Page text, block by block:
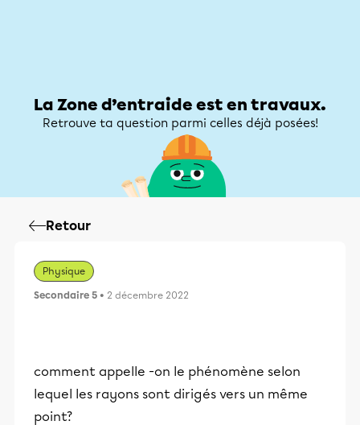
La Zone d’entraide est en travaux.
Retrouve ta question parmi celles déjà posées!
Retour
Physique
Secondaire 5 • 2 décembre 2022
comment appelle -on le phénomène selon
lequel les rayons sont dirigés vers un même
point?